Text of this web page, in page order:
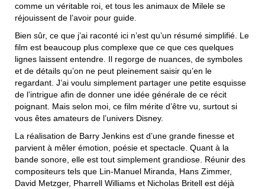
comme un véritable roi, et tous les animaux de Milele se
réjouissent de l’avoir pour guide.
Bien sûr, ce que j’ai raconté ici n’est qu’un résumé simplifié. Le
film est beaucoup plus complexe que ce que ces quelques
lignes laissent entendre. Il regorge de nuances, de symboles
et de détails qu’on ne peut pleinement saisir qu’en le
regardant. J’ai voulu simplement partager une petite esquisse
de l’intrigue afin de donner une idée générale de ce récit
poignant. Mais selon moi, ce film mérite d’être vu, surtout si
vous êtes amateurs de l’univers Disney.
La réalisation de Barry Jenkins est d’une grande finesse et
parvient à mêler émotion, poésie et spectacle. Quant à la
bande sonore, elle est tout simplement grandiose. Réunir des
compositeurs tels que Lin-Manuel Miranda, Hans Zimmer,
David Metzger, Pharrell Williams et Nicholas Britell est déjà